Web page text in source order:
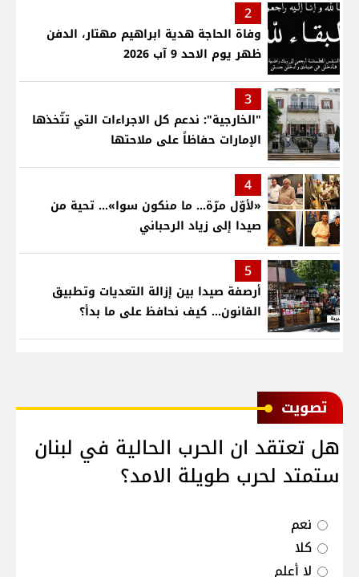
2
وفاة الحاجة هدية ابراهيم مهتار، الدفن
ظهر يوم الاحد 9 آب 2026
3
"الخارجية": ندعم كل الاجراءات التي تتّخذها
الإمارات حفاظاً على ملاحتها
4
«لأوّل مرّة… ما منكون سوا»… تحية من
صيدا إلى زياد الرحباني
5
أرصفة صيدا بين إزالة التعديات وتطبيق
القانون... كيف نحافظ على ما بدأ؟
ﺗﺼﻮﻳﺖ
هل تعتقد ان الحرب الحالية في لبنان
ستمتد لحرب طويلة الامد؟
نعم
كلا
لا أعلم